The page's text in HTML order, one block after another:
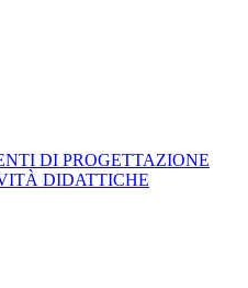
DI PROGETTAZIONE
DIDATTICHE